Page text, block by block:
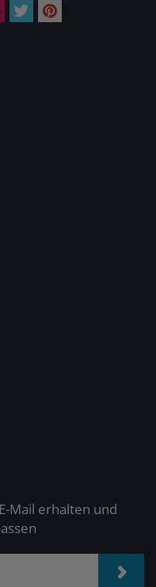
Mail erhalten und